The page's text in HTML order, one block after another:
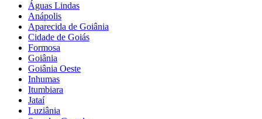
Águas Lindas
Anápolis
Aparecida de Goiânia
Cidade de Goiás
Formosa
Goiânia
Goiânia Oeste
Inhumas
Itumbiara
Jataí
Luziânia